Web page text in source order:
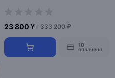
23 800 ¥ 333 200 ₽
10
оплачено